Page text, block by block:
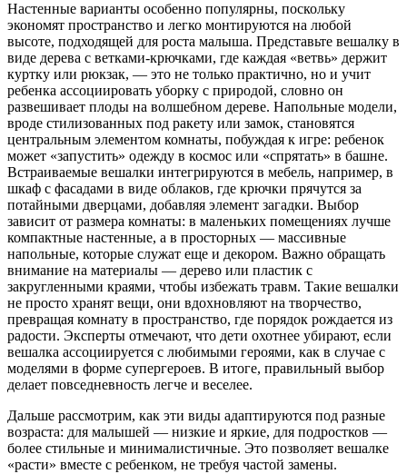
Настенные варианты особенно популярны, поскольку
экономят пространство и легко монтируются на любой
высоте, подходящей для роста малыша. Представьте вешалку в
виде дерева с ветками-крючками, где каждая «ветвь» держит
куртку или рюкзак, — это не только практично, но и учит
ребенка ассоциировать уборку с природой, словно он
развешивает плоды на волшебном дереве. Напольные модели,
вроде стилизованных под ракету или замок, становятся
центральным элементом комнаты, побуждая к игре: ребенок
может «запустить» одежду в космос или «спрятать» в башне.
Встраиваемые вешалки интегрируются в мебель, например, в
шкаф с фасадами в виде облаков, где крючки прячутся за
потайными дверцами, добавляя элемент загадки. Выбор
зависит от размера комнаты: в маленьких помещениях лучше
компактные настенные, а в просторных — массивные
напольные, которые служат еще и декором. Важно обращать
внимание на материалы — дерево или пластик с
закругленными краями, чтобы избежать травм. Такие вешалки
не просто хранят вещи, они вдохновляют на творчество,
превращая комнату в пространство, где порядок рождается из
радости. Эксперты отмечают, что дети охотнее убирают, если
вешалка ассоциируется с любимыми героями, как в случае с
моделями в форме супергероев. В итоге, правильный выбор
делает повседневность легче и веселее.
Дальше рассмотрим, как эти виды адаптируются под разные
возраста: для малышей — низкие и яркие, для подростков —
более стильные и минималистичные. Это позволяет вешалке
«расти» вместе с ребенком, не требуя частой замены.